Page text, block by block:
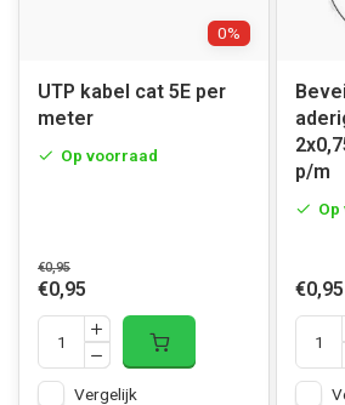
0%
UTP kabel cat 5E per
meter
Op voorraad
€0,95
€0,95
Vergelijk
p/m
€0,95